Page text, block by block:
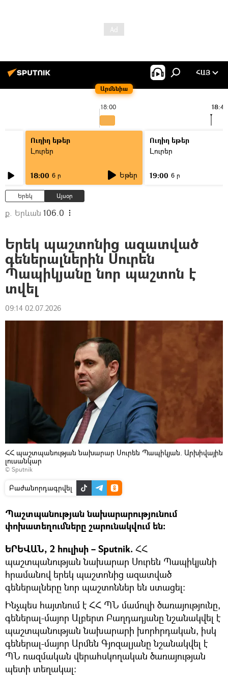
Արմենիա
ՀԱՅ
18:00 18:43
Ուղիղ եթեր
Լուրեր
18:00 6 ր Եթեր
Ուղիղ եթեր
Լուրեր
19:00 6 ր
Երեկ Այսօր
ք. Երևան 106.0
Երեկ պաշտոնից ազատված
գեներալներին Սուրեն
Պապիկյանը նոր պաշտոն է
տվել
09:14 02.07.2026
ՀՀ պաշտպանության նախարար Սուրեն Պապիկյան. Արխիվային
լուսանկար
© Sputnik
Բաժանորդագրվել
Պաշտպանության նախարարությունում
փոխատեղումները շարունակվում են։
ԵՐԵՎԱՆ, 2 հուլիսի – Sputnik. ՀՀ
պաշտպանության նախարար Սուրեն Պապիկյանի
հրամանով երեկ պաշտոնից ազատված
գեներալները նոր պաշտոններ են ստացել։
Ինչպես հայտնում է ՀՀ ՊՆ մամուլի ծառայությունը,
գեներալ-մայոր Ալբերտ Բաղդադյանը նշանակվել է
պաշտպանության նախարարի խորհրդական, իսկ
գեներալ-մայոր Արմեն Գյոզալյանը նշանակվել է
ՊՆ ռազմական վերահսկողական ծառայության
պետի տեղակալ։